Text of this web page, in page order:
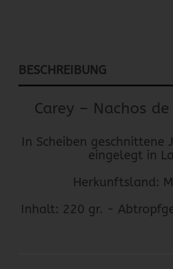
BESCHREIBUNG
Carey – Nachos
In Scheiben geschnittene
eingelegt in
Herkunftsland:
Inhalt: 220 gr. -